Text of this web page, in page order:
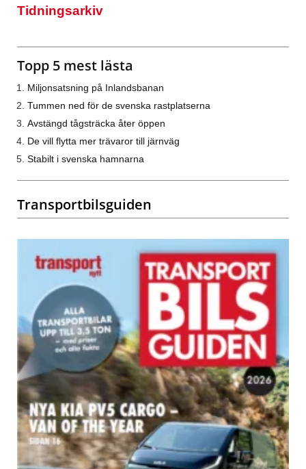
Tidningsarkiv
Topp 5 mest lästa
Miljonsatsning på Inlandsbanan
Tummen ned för de svenska rastplatserna
Avstängd tågsträcka åter öppen
De vill flytta mer trävaror till järnväg
Stabilt i svenska hamnarna
Transportbilsguiden